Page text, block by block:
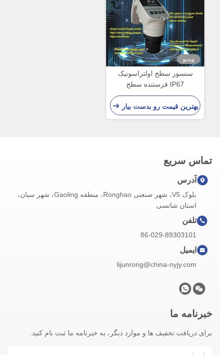
ویدیو
سنسور سطح اولتراسونیک
IP67 فرستنده سطح
اولتراسونیک 40 کیلوهرتز 100
کیلوهرتز برای مخزن آب
بهترین قیمت رو بدست بیار
تماس سریع
آدرس
بلوک V5، شهر صنعتی Ronghao، منطقه Gaoling، شهر سیان،
استان شانسی
تلفن
86-029-89303101
ایمیل
lijunrong@china-nyjy.com
خبرنامه ما
برای دریافت تخفیف ها و موارد دیگر، به خبرنامه ما ثبت نام کنید.